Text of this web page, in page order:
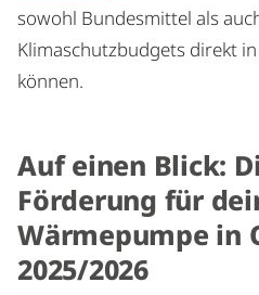
sowohl Bundesmittel als
Klimaschutzbudgets direkt
können.
Auf einen Blick:
Förderung für
Wärmepumpe in
2025/2026